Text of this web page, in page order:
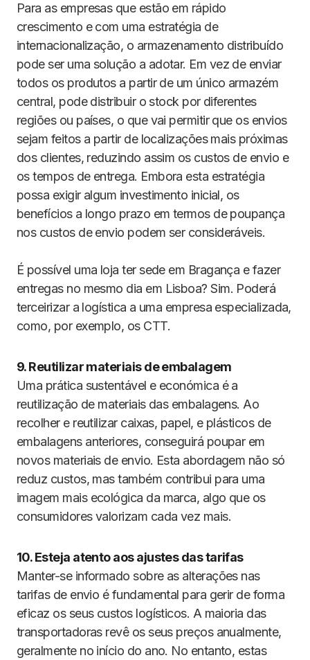
Para as empresas que estão em rápido
crescimento e com uma estratégia de
internacionalização, o armazenamento distribuído
pode ser uma solução a adotar. Em vez de enviar
todos os produtos a partir de um único armazém
central, pode distribuir o stock por diferentes
regiões ou países, o que vai permitir que os envios
sejam feitos a partir de localizações mais próximas
dos clientes, reduzindo assim os custos de envio e
os tempos de entrega. Embora esta estratégia
possa exigir algum investimento inicial, os
benefícios a longo prazo em termos de poupança
nos custos de envio podem ser consideráveis.
É possível uma loja ter sede em Bragança e fazer
entregas no mesmo dia em Lisboa? Sim. Poderá
terceirizar a logística a uma empresa especializada,
como, por exemplo, os CTT.
9. Reutilizar materiais de embalagem
Uma prática sustentável e económica é a
reutilização de materiais das embalagens. Ao
recolher e reutilizar caixas, papel, e plásticos de
embalagens anteriores, conseguirá poupar em
novos materiais de envio. Esta abordagem não só
reduz custos, mas também contribui para uma
imagem mais ecológica da marca, algo que os
consumidores valorizam cada vez mais.
10. Esteja atento aos ajustes das tarifas
Manter-se informado sobre as alterações nas
tarifas de envio é fundamental para gerir de forma
eficaz os seus custos logísticos. A maioria das
transportadoras revê os seus preços anualmente,
geralmente no início do ano. No entanto, estas